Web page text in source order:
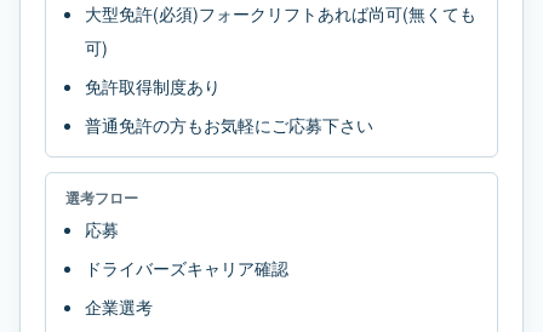
大型免許(必須)フォークリフトあれば尚可(無くても
可)
免許取得制度あり
普通免許の方もお気軽にご応募下さい
選考フロー
応募
ドライバーズキャリア確認
企業選考